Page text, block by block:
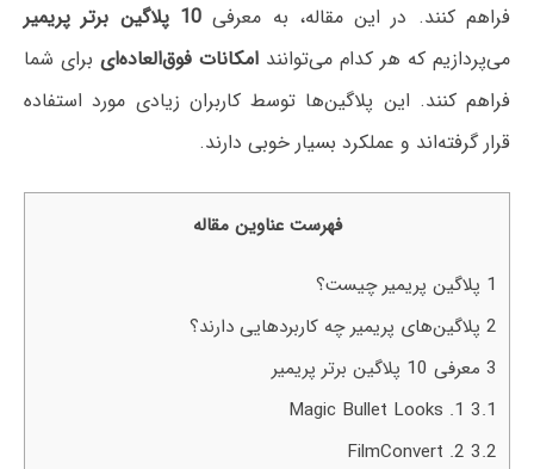
فراهم کنند. در این مقاله، به معرفی10 پلاگین برتر پریمیر
می‌پردازیم که هر کدام می‌توانند امکانات فوق‌العاده‌ای برای شما
فراهم کنند. این پلاگین‌ها توسط کاربران زیادی مورد استفاده
قرار گرفته‌اند و عملکرد بسیار خوبی دارند.
فهرست عناوین مقاله
1 پلاگین پریمیر چیست؟
2 پلاگین‌های پریمیر چه کاربردهایی دارند؟
3 معرفی 10 پلاگین برتر پریمیر
3.1
3.2